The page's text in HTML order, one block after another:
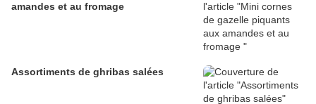
amandes et au fromage
Assortiments de ghribas salées